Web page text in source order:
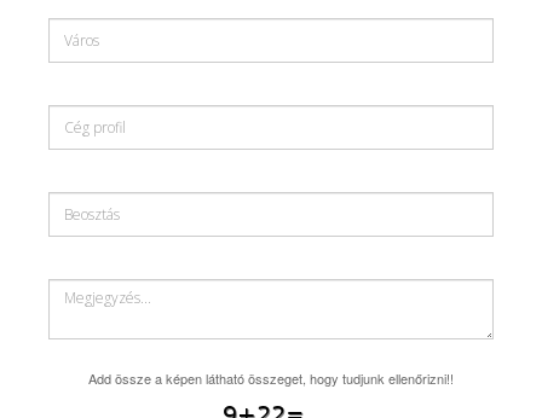
Add össze a képen látható összeget, hogy tudjunk ellenőrizni!!